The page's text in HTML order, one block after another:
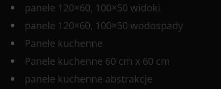
panele 120×60, 100×50 widoki
panele 120×60, 100×50 wodospady
Panele kuchenne
Panele kuchenne 60 cm x 60 cm
panele kuchenne abstrakcje